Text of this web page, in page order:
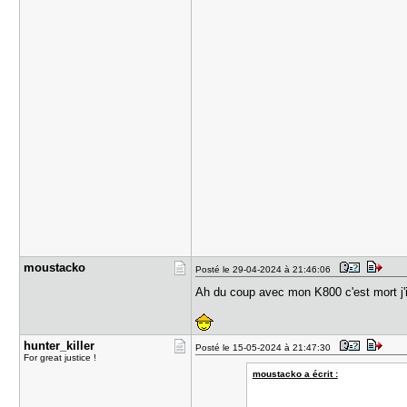
moustacko Posté le 29-04-2024 à 21:46:06
Ah du coup avec mon K800 c'est mort
hunter_kil​ler
For great justice !
Posté le 15-05-2024 à 21:47:30
moustacko a écrit :